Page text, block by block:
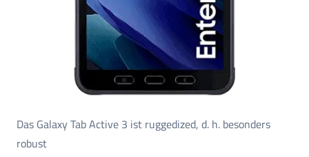
Das Galaxy Tab Active 3 ist ruggedized, d. h. besonders
robust